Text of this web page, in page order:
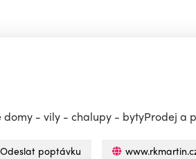
- vily - chalupy - bytyProdej a
Odeslat poptávku